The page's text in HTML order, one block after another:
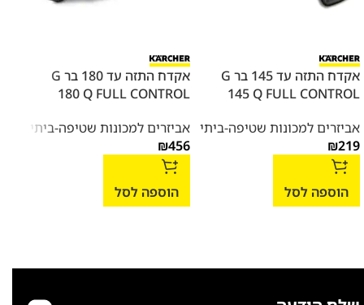
אקדח התזה עד 145 בר G
145 Q FULL CONTROL
אביזרים למכונות שטיפה-ביתי
₪219
הוספה לסל
אקדח התזה עד 180 בר G
180 Q FULL CONTROL
אביזרים למכונות שטיפה-ביתי
₪456
הוספה לסל